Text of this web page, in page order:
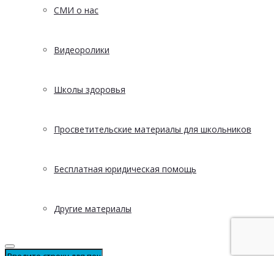
СМИ о нас
Видеоролики
Школы здоровья
Просветительские материалы для школьников
Бесплатная юридическая помощь
Другие материалы